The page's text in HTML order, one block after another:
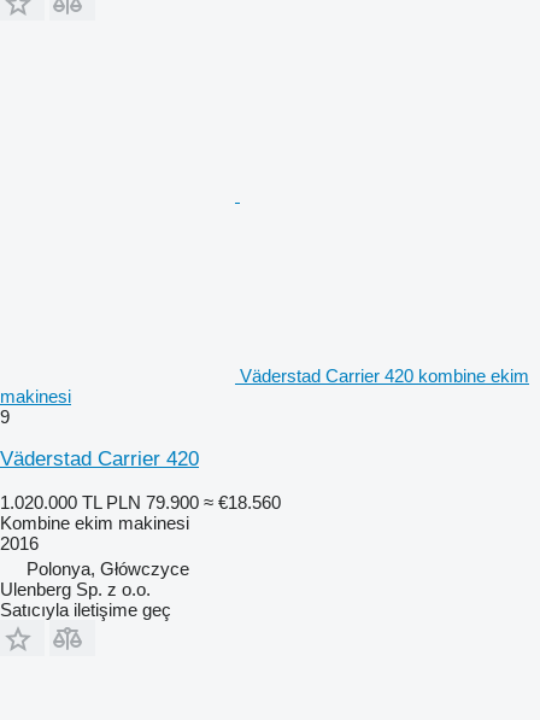
Väderstad Carrier 420 kombine ekim
makinesi
9
Väderstad Carrier 420
1.020.000 TL PLN 79.900 ≈ €18.560
Kombine ekim makinesi
2016
Polonya, Główczyce
Ulenberg Sp. z o.o.
Satıcıyla iletişime geç